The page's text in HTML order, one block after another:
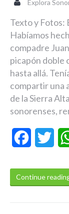
Explora
Texto y Fotos:
Habíamos
compadre
picapón doble
hasta allá.
compartir una
de la Sierra
sonorenses,
Facebook
Continue